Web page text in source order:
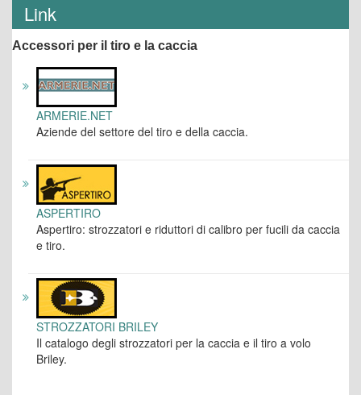
Link
Accessori per il tiro e la caccia
ARMERIE.NET
Aziende del settore del tiro e della caccia.
ASPERTIRO
Aspertiro: strozzatori e riduttori di calibro per fucili da caccia
e tiro.
STROZZATORI BRILEY
Il catalogo degli strozzatori per la caccia e il tiro a volo
Briley.